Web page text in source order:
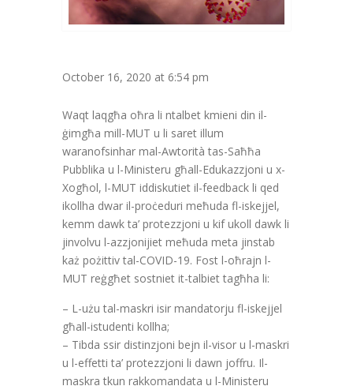
October 16, 2020 at 6:54 pm
Waqt laqgħa oħra li ntalbet kmieni din il-
ġimgħa mill-MUT u li saret illum
waranofsinhar mal-Awtorità tas-Saħħa
Pubblika u l-Ministeru għall-Edukazzjoni u x-
Xogħol, l-MUT iddiskutiet il-feedback li qed
ikollha dwar il-proċeduri meħuda fl-iskejjel,
kemm dawk ta’ protezzjoni u kif ukoll dawk li
jinvolvu l-azzjonijiet meħuda meta jinstab
każ pożittiv tal-COVID-19. Fost l-oħrajn l-
MUT reġgħet sostniet it-talbiet tagħha li:
– L-użu tal-maskri isir mandatorju fl-iskejjel
għall-istudenti kollha;
– Tibda ssir distinzjoni bejn il-visor u l-maskri
u l-effetti ta’ protezzjoni li dawn joffru. Il-
maskra tkun rakkomandata u l-Ministeru